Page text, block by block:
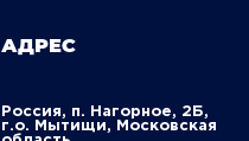
АДРЕС
Россия, п. Нагорное, 2Б,
г.о. Мытищи, Московская